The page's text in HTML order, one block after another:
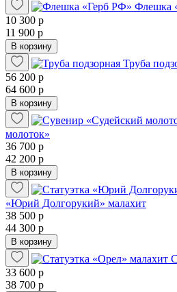
Флешка
10 300 р
11 900 р
В корзину
Труба
56 200 р
64 600 р
В корзину
молоток»
36 700 р
42 200 р
В корзину
«Юрий Долгорукий» малахит
38 500 р
44 300 р
В корзину
33 600 р
38 700 р